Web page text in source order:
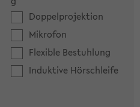
Doppelprojektion
Mikrofon
Flexible Bestuhlung
Induktive Hörschleife